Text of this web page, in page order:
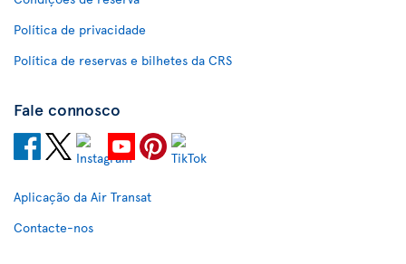
Política de privacidade
Política de reservas e bilhetes da CRS
Fale connosco
Aplicação da Air Transat
Contacte-nos